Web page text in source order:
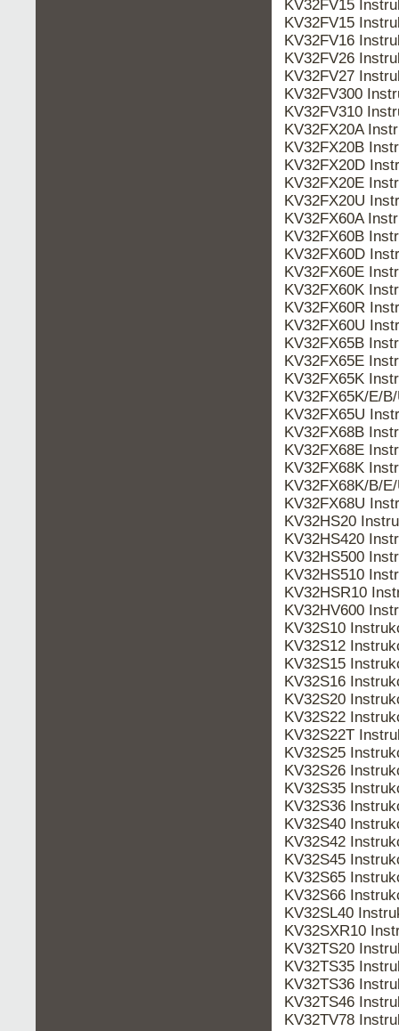
KV32FV15
KV32FV15
KV32FV16
KV32FV26
KV32FV27
KV32FV300
KV32FV310
KV32FX20A
KV32FX20B
KV32FX20D
KV32FX20E
KV32FX20U
KV32FX60A
KV32FX60B
KV32FX60D
KV32FX60E
KV32FX60K
KV32FX60R
KV32FX60U
KV32FX65B
KV32FX65E
KV32FX65K
KV32FX65K/E/
KV32FX65U
KV32FX68B
KV32FX68E
KV32FX68K
KV32FX68K/B/
KV32FX68U
KV32HS20
KV32HS420
KV32HS500
KV32HS510
KV32HSR10
KV32HV600
KV32S10
KV32S12
KV32S15
KV32S16
KV32S20
KV32S22
KV32S22T
KV32S25
KV32S26
KV32S35
KV32S36
KV32S40
KV32S42
KV32S45
KV32S65
KV32S66
KV32SL40
KV32SXR10
KV32TS20
KV32TS35
KV32TS36
KV32TS46
KV32TV78